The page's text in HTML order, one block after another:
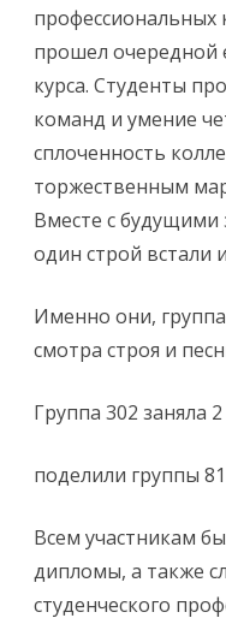
профессиональных
прошел очередной
курса. Студенты
команд и умение
сплоченность
торжественным
Вместе с
один строй встали
Именно они,
смотра строя и
Группа 302 заняла
поделили группы
Всем участникам
дипломы, а также
студенческого